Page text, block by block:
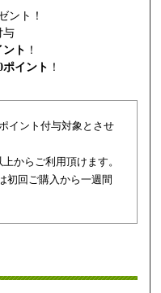
ント！
与
ント ！
ポイント ！
イント付与対象とさせ
からご利用頂けます。
初回ご購入から一週間